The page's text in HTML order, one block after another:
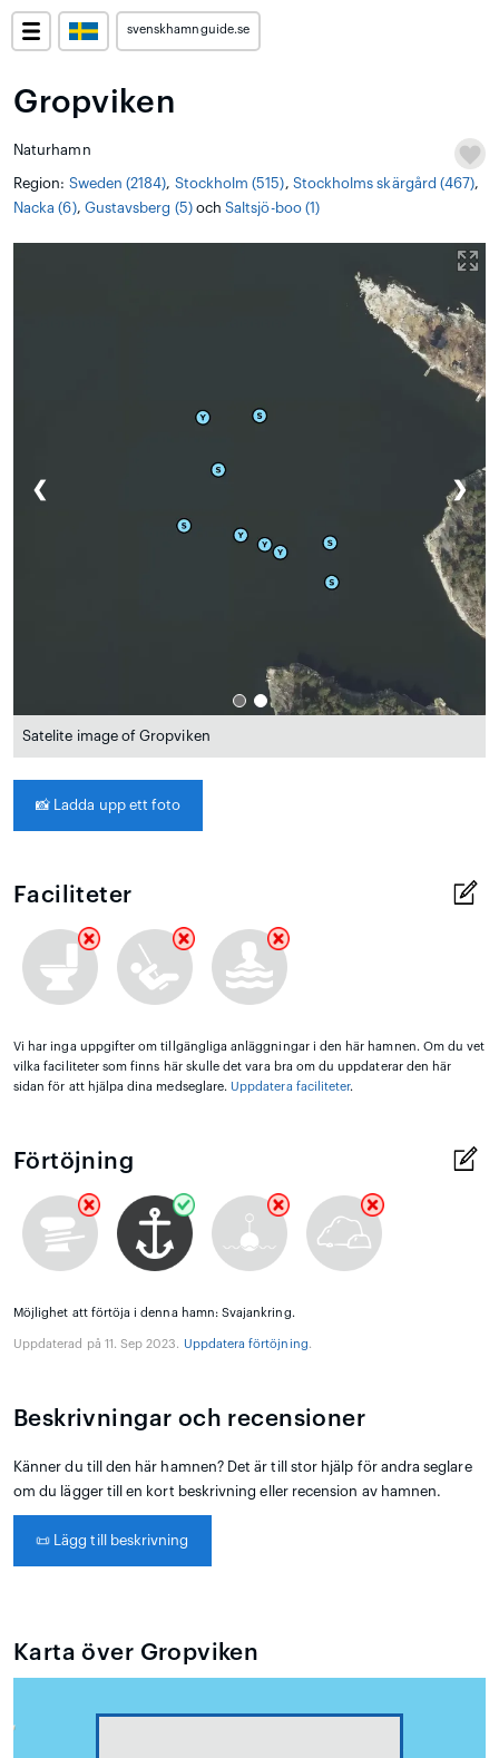
svenskhamnguide.se
Gropviken
Naturhamn
Region: Sweden (2184), Stockholm (515), Stockholms skärgård (467),
Nacka (6), Gustavsberg (5)ochSaltsjö-boo (1)
❮ ❯
Satelite image of Gropviken
📸 Ladda upp ett foto
Faciliteter
Vi har inga uppgifter om tillgängliga anläggningar i den här hamnen. Om du vet
vilka faciliteter som finns här skulle det vara bra om du uppdaterar den här
sidan för att hjälpa dina medseglare. Uppdatera faciliteter.
Förtöjning
Möjlighet att förtöja i denna hamn: Svajankring.
Uppdaterad på 11. Sep 2023. Uppdatera förtöjning.
Beskrivningar och recensioner
Känner du till den här hamnen? Det är till stor hjälp för andra seglare
om du lägger till en kort beskrivning eller recension av hamnen.
📜 Lägg till beskrivning
Karta över Gropviken